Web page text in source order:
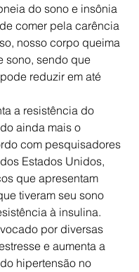
do sono e insônia
comer pela carência
nosso corpo queima
sono, sendo que
reduzir em até
a resistência do
ainda mais o
com pesquisadores
Estados Unidos,
que apresentam
tiveram seu sono
à insulina.
por diversas
e aumenta a
hipertensão no